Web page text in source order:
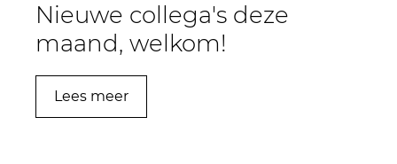
Nieuwe collega's deze
maand, welkom!
Lees meer